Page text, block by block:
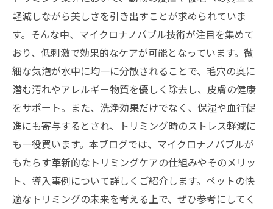
軽減しながら美しさを引き出すことが求められていま
す。そんな中、マイクロナノバブル技術が注目を集めて
おり、低刺激で効果的なケアが可能となっています。微
細な気泡が水中に均一に分散されることで、毛穴の奥に
潜む汚れやアレルギー物質を優しく除去し、皮膚の健康
をサポート。また、洗浄効果だけでなく、保湿や血行促
進にも寄与するとされ、トリミング時のストレス軽減に
も一役買います。本ブログでは、マイクロナノバブルが
もたらす革新的なトリミングケアの仕組みやそのメリッ
ト、導入事例について詳しくご紹介します。ペットの快
適なトリミングの未来を考える上で、ぜひ参考にしてく